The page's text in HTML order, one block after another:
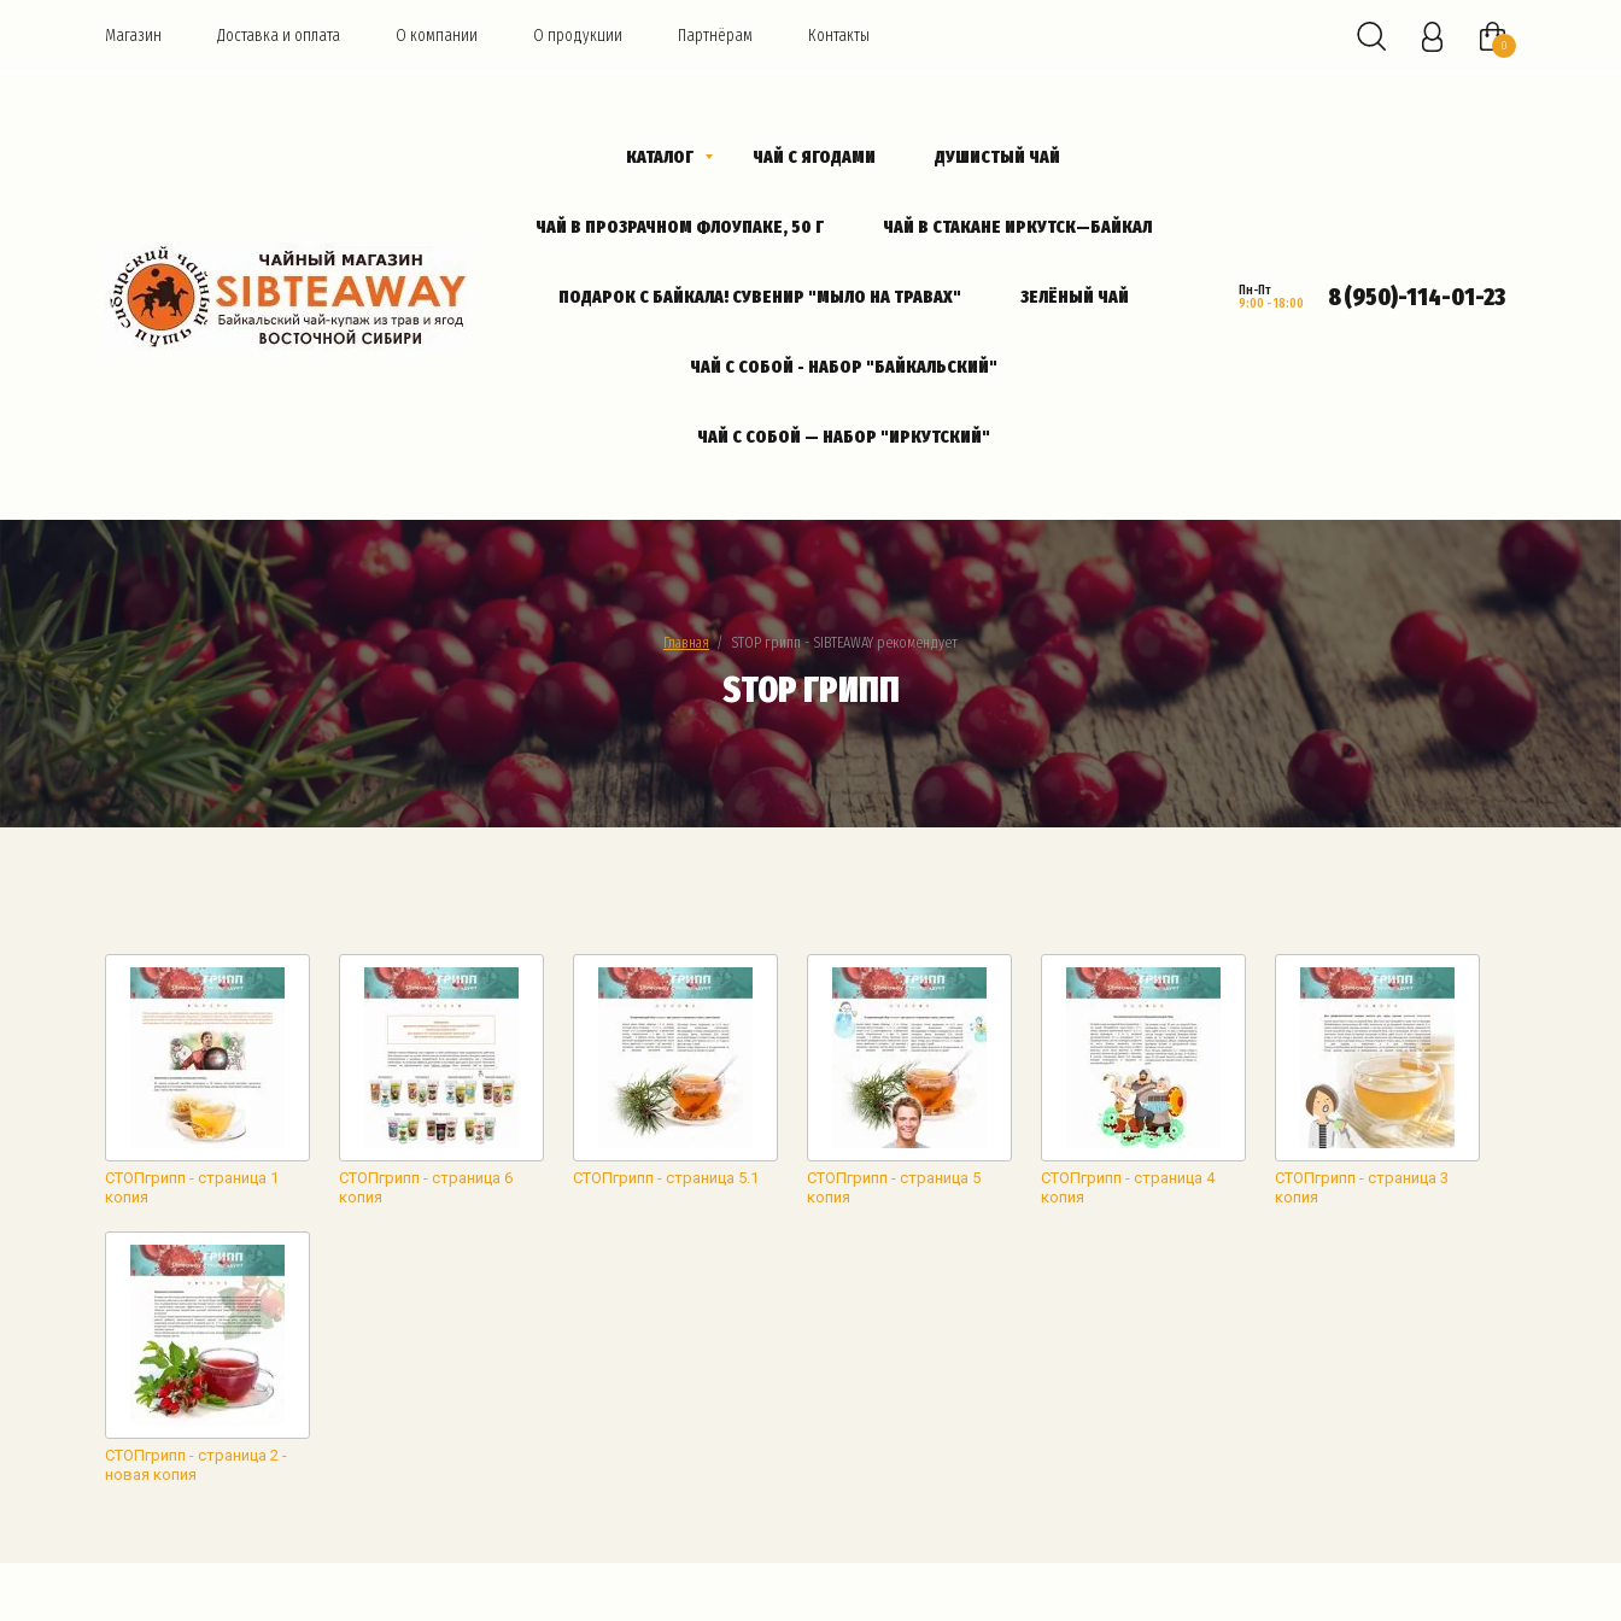
Магазин Доставка и оплата О компании О продукции Партнёрам Контакты 0
КАТАЛОГ ЧАЙ С ЯГОДАМИ ДУШИСТЫЙ ЧАЙ
ЧАЙ В ПРОЗРАЧНОМ ФЛОУПАКЕ, 50 Г ЧАЙ В СТАКАНЕ ИРКУТСК—БАЙКАЛ
ПОДАРОК С БАЙКАЛА! СУВЕНИР "МЫЛО НА ТРАВАХ" ЗЕЛЁНЫЙ ЧАЙ
ЧАЙ С СОБОЙ - НАБОР "БАЙКАЛЬСКИЙ"
ЧАЙ С СОБОЙ — НАБОР "ИРКУТСКИЙ"
Пн-Пт
9:00 - 18:00
8 (950)-114-01-23
Главная
  /  STOP грипп - SIBTEAWAY рекомендует
STOP ГРИПП
СТОПгрипп - страница 1
копия
СТОПгрипп - страница 6
копия
СТОПгрипп - страница 5.1
СТОПгрипп - страница 5
копия
СТОПгрипп - страница 4
копия
СТОПгрипп - страница 3
копия
СТОПгрипп - страница 2 -
новая копия